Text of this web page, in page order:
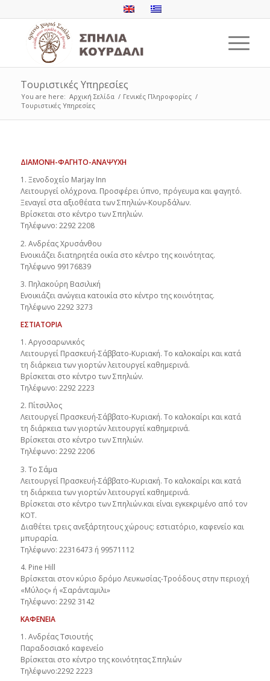
Τουριστικές Υπηρεσίες
You are here: Αρχική Σελίδα / Γενικές Πληροφορίες /
Τουριστικές Υπηρεσίες
ΔΙΑΜΟΝΗ-ΦΑΓΗΤΟ-ΑΝΑΨΥΧΗ
1. Ξενοδοχείο Marjay Inn
Λειτουργεί ολόχρονα. Προσφέρει ύπνο, πρόγευμα και φαγητό.
Ξεναγεί στα αξιοθέατα των Σπηλιών-Κουρδάλων.
Βρίσκεται στο κέντρο των Σπηλιών.
Τηλέφωνο: 2292 2208
2. Ανδρέας Χρυσάνθου
Ενοικιάζει διατηρητέα οικία στο κέντρο της κοινότητας.
Τηλέφωνο 99176839
3. Πηλακούρη Βασιλική
Ενοικιάζει ανώγεια κατοικία στο κέντρο της κοινότητας.
Τηλέφωνο 2292 3273
ΕΣΤΙΑΤΟΡΙΑ
1. Αργοσαρωνικός
Λειτουργεί Πρασκευή-Σάββατο-Κυριακή. Το καλοκαίρι και κατά
τη διάρκεια των γιορτών λειτουργεί καθημερινά.
Βρίσκεται στο κέντρο των Σπηλιών.
Τηλέφωνο: 2292 2223
2. Πίτσιλλος
Λειτουργεί Πρασκευή-Σάββατο-Κυριακή. Το καλοκαίρι και κατά
τη διάρκεια των γιορτών λειτουργεί καθημερινά.
Βρίσκεται στο κέντρο των Σπηλιών.
Τηλέφωνο: 2292 2206
3. Το Σάμα
Λειτουργεί Πρασκευή-Σάββατο-Κυριακή. Το καλοκαίρι και κατά
τη διάρκεια των γιορτών λειτουργεί καθημερινά.
Βρίσκεται στο κέντρο των Σπηλιών.και είναι εγκεκριμένο από τον
ΚΟΤ.
Διαθέτει τρεις ανεξάρτητους χώρους: εστιατόριο, καφενείο και
μπυραρία.
Τηλέφωνο: 22316473 ή 99571112
4. Pine Hill
Βρίσκεται στον κύριο δρόμο Λευκωσίας-Τροόδους στην περιοχή
«Μύλος» ή «Σαράνταμιλι»
Τηλέφωνο: 2292 3142
ΚΑΦΕΝΕΙΑ
1. Ανδρέας Τσιουτής
Παραδοσιακό καφενείο
Βρίσκεται στο κέντρο της κοινότητας Σπηλιών
Τηλέφωνο:2292 2223